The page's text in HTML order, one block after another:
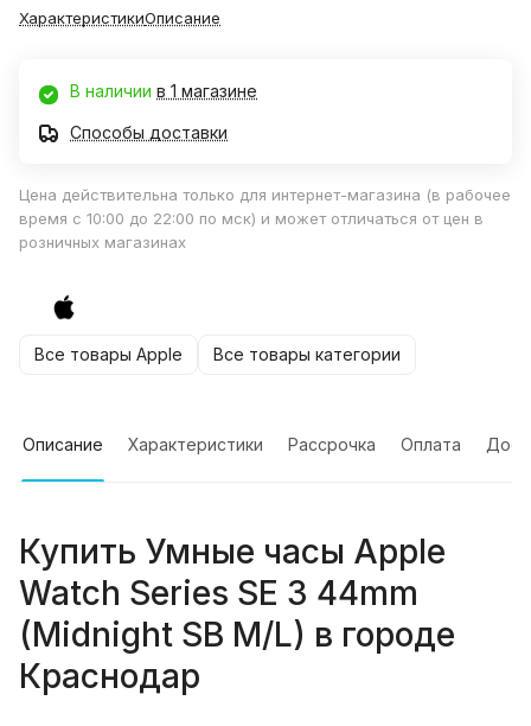
ХарактеристикиОписание
В наличии в 1 магазине
Способы доставки
Цена действительна только для интернет-магазина (в рабочее
время с 10:00 до 22:00 по мск) и может отличаться от цен в
розничных магазинах
Все товары Apple Все товары категории
Описание Характеристики Рассрочка Оплата
Купить Умные часы Apple
Watch Series SE 3 44mm
(Midnight SB M/L) в городе
Краснодар